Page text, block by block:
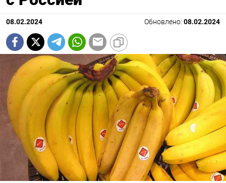
08.02.2024 Обновлено: 08.02.2024